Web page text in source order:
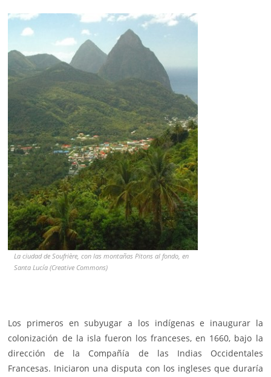
La ciudad de Soufrière, con las montañas Pitons al fondo, en
Santa Lucía (Creative Commons)
Los primeros en subyugar a los indígenas e inaugurar la
colonización de la isla fueron los franceses, en 1660, bajo la
dirección de la Compañía de las Indias Occidentales
Francesas. Iniciaron una disputa con los ingleses que duraría